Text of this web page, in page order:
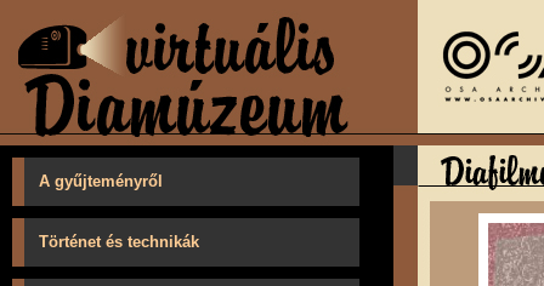
A gyűjteményről
Történet és technikák